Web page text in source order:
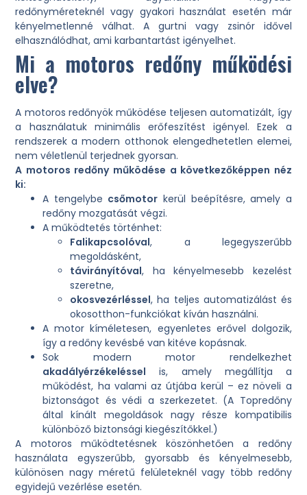
redőnyméreteknél vagy gyakori használat esetén már
kényelmetlenné válhat. A gurtni vagy zsinór idővel
elhasználódhat, ami karbantartást igényelhet.
Mi a motoros redőny működési
elve?
A motoros redőnyök működése teljesen automatizált, így
a használatuk minimális erőfeszítést igényel. Ezek a
rendszerek a modern otthonok elengedhetetlen elemei,
nem véletlenül terjednek gyorsan.
A motoros redőny működése a következőképpen néz
ki:
A tengelybe csőmotor kerül beépítésre, amely a
redőny mozgatását végzi.
A működtetés történhet:
Falikapcsolóval, a legegyszerűbb
megoldásként,
távirányítóval, ha kényelmesebb kezelést
szeretne,
okosvezérléssel, ha teljes automatizálást és
okosotthon-funkciókat kíván használni.
A motor kíméletesen, egyenletes erővel dolgozik,
így a redőny kevésbé van kitéve kopásnak.
Sok modern motor rendelkezhet
akadályérzékeléssel is, amely megállítja a
működést, ha valami az útjába kerül – ez növeli a
biztonságot és védi a szerkezetet. (A Topredőny
által kínált megoldások nagy része kompatibilis
különböző biztonsági kiegészítőkkel.)
A motoros működtetésnek köszönhetően a redőny
használata egyszerűbb, gyorsabb és kényelmesebb,
különösen nagy méretű felületeknél vagy több redőny
egyidejű vezérlése esetén.